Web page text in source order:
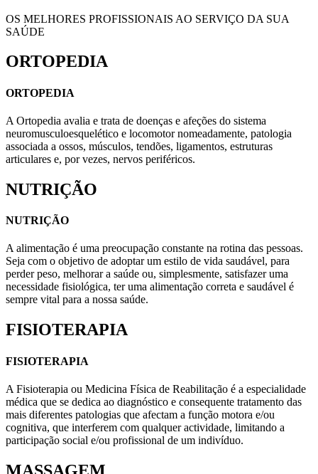
OS MELHORES PROFISSIONAIS AO SERVIÇO DA SUA
SAÚDE
ORTOPEDIA
ORTOPEDIA
A Ortopedia avalia e trata de doenças e afeções do sistema
neuromusculoesquelético e locomotor nomeadamente, patologia
associada a ossos, músculos, tendões, ligamentos, estruturas
articulares e, por vezes, nervos periféricos.
NUTRIÇÃO
NUTRIÇÃO
A alimentação é uma preocupação constante na rotina das pessoas.
Seja com o objetivo de adoptar um estilo de vida saudável, para
perder peso, melhorar a saúde ou, simplesmente, satisfazer uma
necessidade fisiológica, ter uma alimentação correta e saudável é
sempre vital para a nossa saúde.
FISIOTERAPIA
FISIOTERAPIA
A Fisioterapia ou Medicina Física de Reabilitação é a especialidade
médica que se dedica ao diagnóstico e consequente tratamento das
mais diferentes patologias que afectam a função motora e/ou
cognitiva, que interferem com qualquer actividade, limitando a
participação social e/ou profissional de um indivíduo.
MASSAGEM